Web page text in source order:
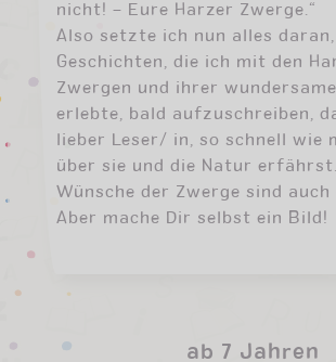
nicht! – Eure Harzer Zwerge.“
Also setzte ich nun alles
Geschichten, die ich mit den
Zwergen und ihrer
erlebte, bald aufzuschreiben,
lieber Leser/ in, so schnell wie
über sie und die Natur
Wünsche der Zwerge sind auch
Aber mache Dir selbst ein Bild!
ab 7 Jahren